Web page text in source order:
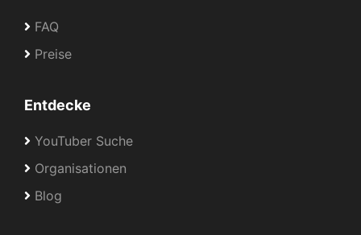
FAQ
Preise
Entdecke
YouTuber Suche
Organisationen
Blog